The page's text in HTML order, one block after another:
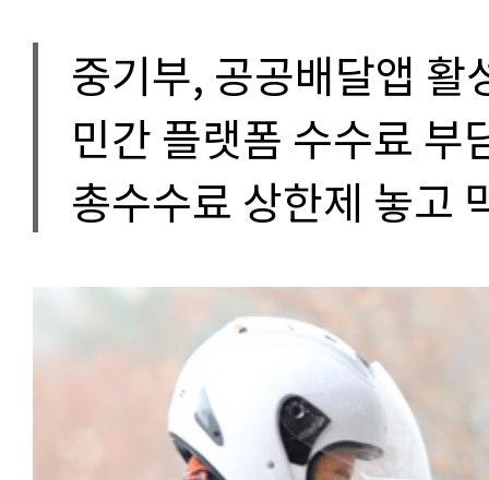
중기부, 공공배달앱 활
민간 플랫폼 수수료 부
총수수료 상한제 놓고